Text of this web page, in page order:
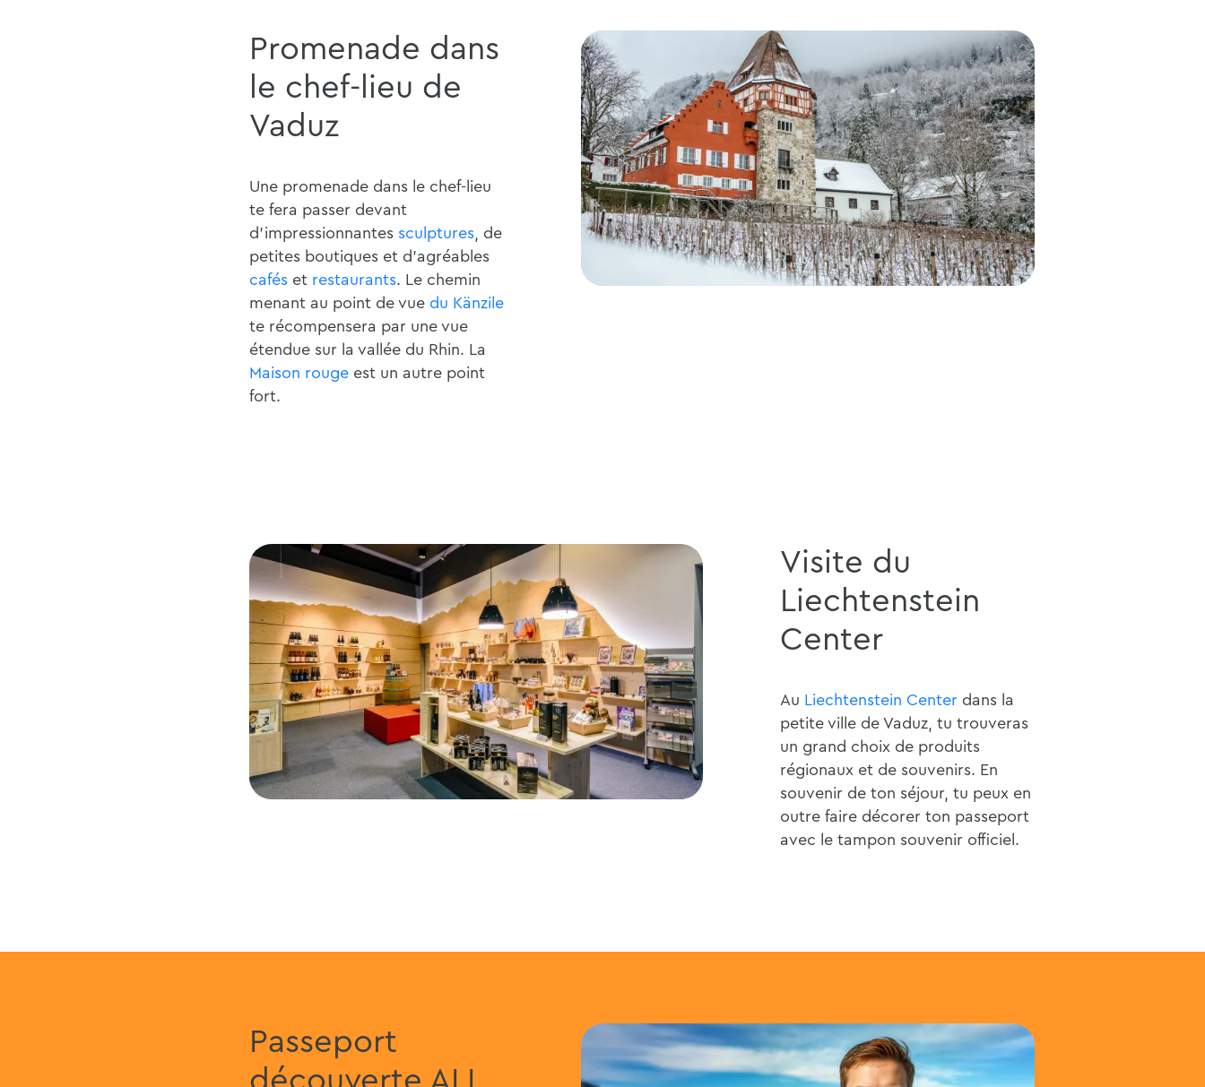
Promenade dans
le chef-lieu de
Vaduz
Une promenade dans le chef-lieu
te fera passer devant
d'impressionnantes sculptures , de
petites boutiques et d'agréables
cafés et restaurants. Le chemin
menant au point de vue du Känzile
te récompensera par une vue
étendue sur la vallée du Rhin. La
Maison rouge est un autre point
fort.
Visite du
Liechtenstein
Center
Au Liechtenstein Centerdans la
petite ville de Vaduz, tu trouveras
un grand choix de produits
régionaux et de souvenirs. En
souvenir de ton séjour, tu peux en
outre faire décorer ton passeport
avec le tampon souvenir officiel.
Passeport
découverte ALL